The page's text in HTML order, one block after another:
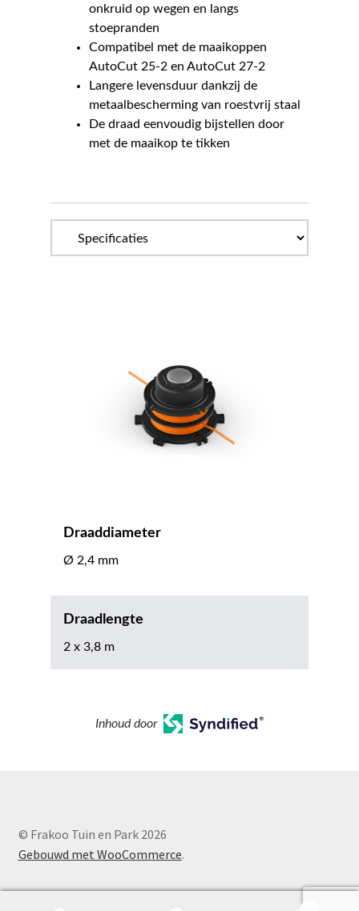
onkruid op wegen en langs
stoepranden
Compatibel met de maaikoppen
AutoCut 25-2 en AutoCut 27-2
Langere levensduur dankzij de
metaalbescherming van roestvrij staal
De draad eenvoudig bijstellen door
met de maaikop te tikken
Draaddiameter
Ø 2,4 mm
Draadlengte
2 x 3,8 m
Inhoud door
© Frakoo Tuin en Park 2026
Gebouwd met WooCommerce.